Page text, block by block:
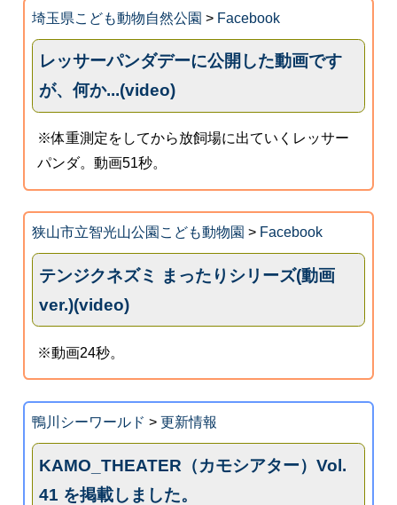
埼玉県こども動物自然公園 > Facebook
レッサーパンダデーに公開した動画です
が、何か...(video)
※体重測定をしてから放飼場に出ていくレッサー
パンダ。動画51秒。
狭山市立智光山公園こども動物園 > Facebook
テンジクネズミ まったりシリーズ(動画
ver.)(video)
※動画24秒。
鴨川シーワールド > 更新情報
KAMO_THEATER（カモシアター）Vol.
41 を掲載しました。